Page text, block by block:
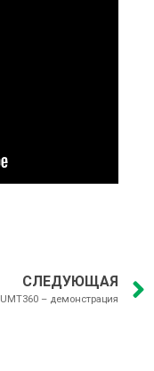
СЛЕДУЮЩАЯ
UMT360 – демонстрация